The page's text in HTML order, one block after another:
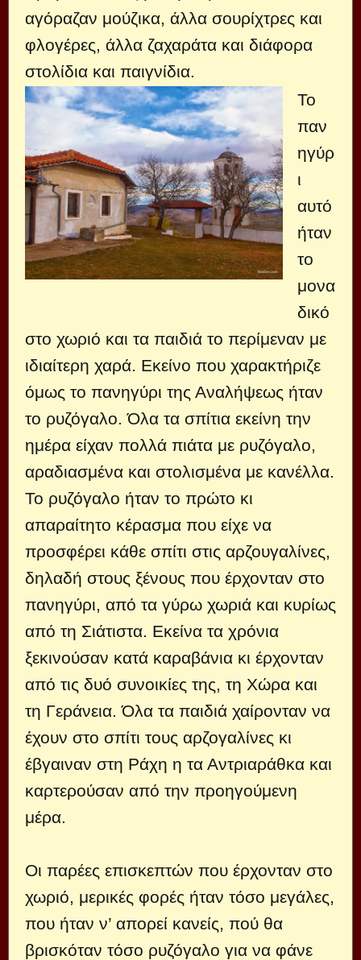
αγόραζαν μούζικα, άλλα σουρίχτρες και
φλογέρες, άλλα ζαχαράτα και διάφορα
στολίδια και παιγνίδια.
Το
παν
ηγύρ
ι
αυτό
ήταν
το
μονα
δικό
στο χωριό και τα παιδιά το περίμεναν με
ιδιαίτερη χαρά. Εκείνο που χαρακτήριζε
όμως το πανηγύρι της Αναλήψεως ήταν
το ρυζόγαλο. Όλα τα σπίτια εκείνη την
ημέρα είχαν πολλά πιάτα με ρυζόγαλο,
αραδιασμένα και στολισμένα με κανέλλα.
Το ρυζόγαλο ήταν το πρώτο κι
απαραίτητο κέρασμα που είχε να
προσφέρει κάθε σπίτι στις αρζουγαλίνες,
δηλαδή στους ξένους που έρχονταν στο
πανηγύρι, από τα γύρω χωριά και κυρίως
από τη Σιάτιστα. Εκείνα τα χρόνια
ξεκινούσαν κατά καραβάνια κι έρχονταν
από τις δυό συνοικίες της, τη Χώρα και
τη Γεράνεια. Όλα τα παιδιά χαίρονταν να
έχουν στο σπίτι τους αρζογαλίνες κι
έβγαιναν στη Ράχη η τα Αντριαράθκα και
καρτερούσαν από την προηγούμενη
μέρα.
Οι παρέες επισκεπτών που έρχονταν στο
χωριό, μερικές φορές ήταν τόσο μεγάλες,
που ήταν ν’ απορεί κανείς, πού θα
βρισκόταν τόσο ρυζόγαλο για να φάνε